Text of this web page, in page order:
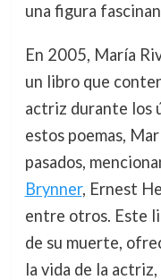
una figura
En 2005, María
un libro que
actriz durante los
estos poemas,
pasados,
Brynner, Ernest
entre otros. Este
de su muerte,
la vida de la